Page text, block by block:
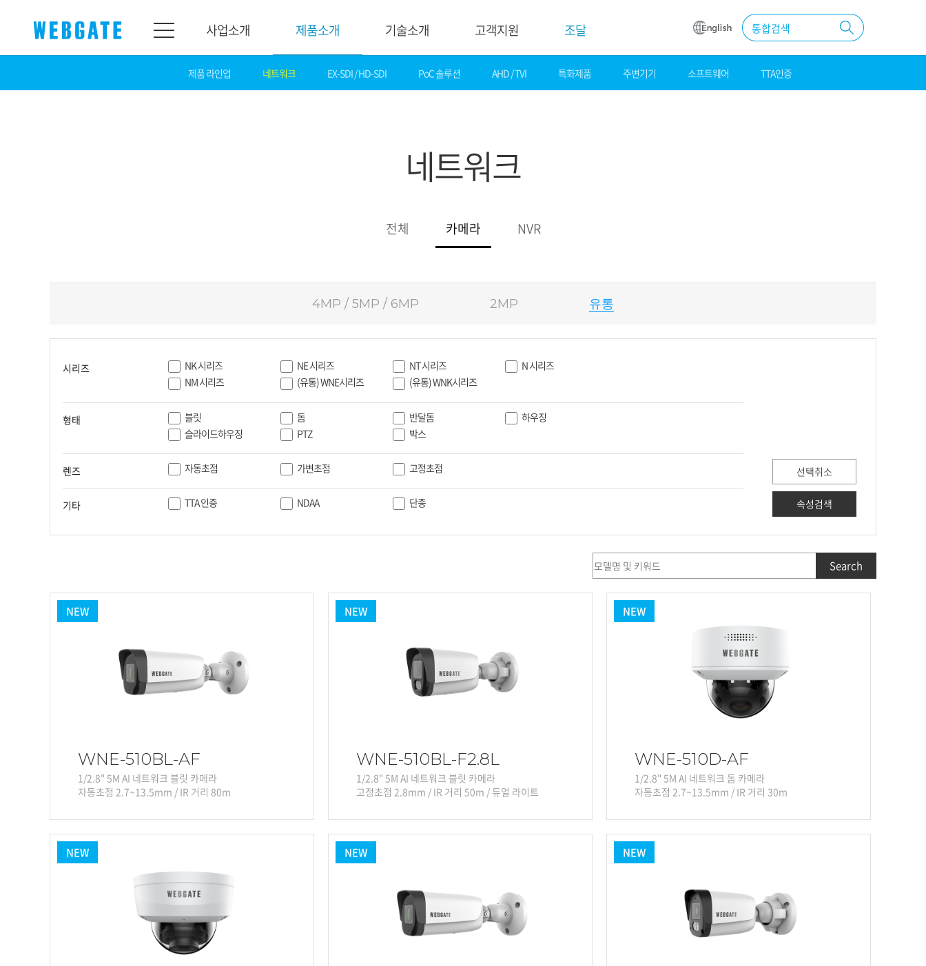
제품소개
PoC 솔루션
AHD / TVI
특화제품
불꽃감지 카메라
발열/열감지 카메라
외장 스토리지
자동 게이트 솔루션
주변기기
모바일
재분배서버
영상정보보안
기술소개
솔루션
게임&카지노
리테일
설치사례
고객지원
용어사전
서비스안내
조달
사업소개 제품소개
제품 라인업 네트워크 EX-SDI / HD-SDI PoC 솔루션 AHD / TVI 특화제품 주변기기 소프트웨어 TTA인증
기술소개 고객지원 조달 통합검색
네트워크
전체 카메라 NVR
4MP / 5MP / 6MP 2MP 유통
시리즈 NK 시리즈 NE 시리즈 NT 시리즈
N 시리즈
NM 시리즈
(유통) WNE시리즈 (유통) WNK시리즈
형태 블릿 돔 반달돔
하우징
슬라이드하우징
PTZ 박스
렌즈 자동초점 가변초점 고정초점
기타 TTA 인증 NDAA 단종
선택취소
속성검색
Search
NEW
WNE-510BL-AF
1/2.8" 5M AI 네트워크 블릿 카메라
자동초점 2.7~13.5mm / IR 거리 80m
NEW
WNE-510BL-F2.8L
1/2.8" 5M AI 네트워크 블릿 카메라
고정초점 2.8mm / IR 거리 50m / 듀얼 라이트
NEW
WNE-510D-AF
1/2.8" 5M AI 네트워크 돔 카메라
자동초점 2.7~13.5mm / IR 거리 30m
NEW NEW NEW